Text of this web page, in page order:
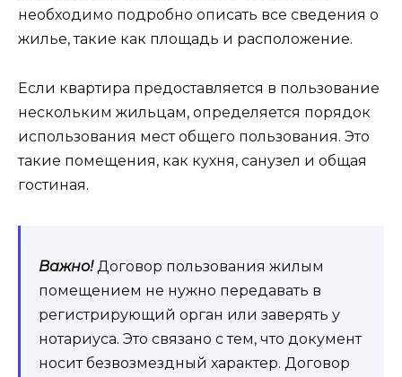
необходимо подробно описать все сведения о
жилье, такие как площадь и расположение.
Если квартира предоставляется в пользование
нескольким жильцам, определяется порядок
использования мест общего пользования. Это
такие помещения, как кухня, санузел и общая
гостиная.
Важно!Договор пользования жилым
помещением не нужно передавать в
регистрирующий орган или заверять у
нотариуса. Это связано с тем, что документ
носит безвозмездный характер. Договор